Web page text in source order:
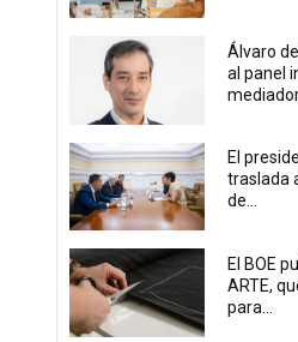
Álvaro
al panel
El
traslada
de...
El BOE
ARTE,
para...